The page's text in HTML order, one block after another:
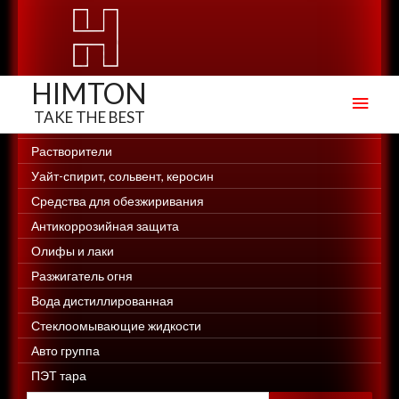
HIMTON
Растворители
Уайт-спирит, сольвент, керосин
Средства для обезжиривания
Антикоррозийная защита
Олифы и лаки
Разжигатель огня
Вода дистиллированная
Стеклоомывающие жидкости
Авто группа
ПЭТ тара
Создание сайтов, создание интернет-магазинов Web-Site.in.ua